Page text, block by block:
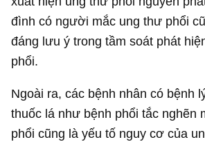
đình có người mắc ung thư phổi
đáng lưu ý trong tầm soát phát
phổi.
Ngoài ra, các bệnh nhân có bệnh
thuốc lá như bệnh phổi tắc nghẽn
phổi cũng là yếu tố nguy cơ của